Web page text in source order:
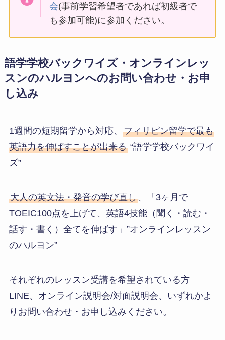
会(事前学習希望者であれば初級者で
も参加可能)に参加ください。
語学学校バックワイズ・オンラインレッ
スンのハルヨンへのお問い合わせ・お申
し込み
1週間の短期留学から対応、 フィリピン留学で最も
英語力を伸ばすことが出来る“語学学校バックワイ
ズ”
大人の英文法・発音の学び直し、「3ヶ月で
TOEIC100点を上げて、英語4技能（聞く・読む・
話す・書く）全てを伸ばす」”オンラインレッスン
のハルヨン”
それぞれのレッスン受講を希望されている方
LINE、オンライン説明会/対面説明会、いずれかよ
りお問い合わせ・お申し込みください。